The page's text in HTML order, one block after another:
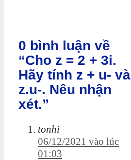
0 bình luận về
“Cho z = 2 + 3i.
Hãy tính z + u- và
z.u-. Nêu nhận
xét.”
tonhi
06/12/2021 vào lúc
01:03